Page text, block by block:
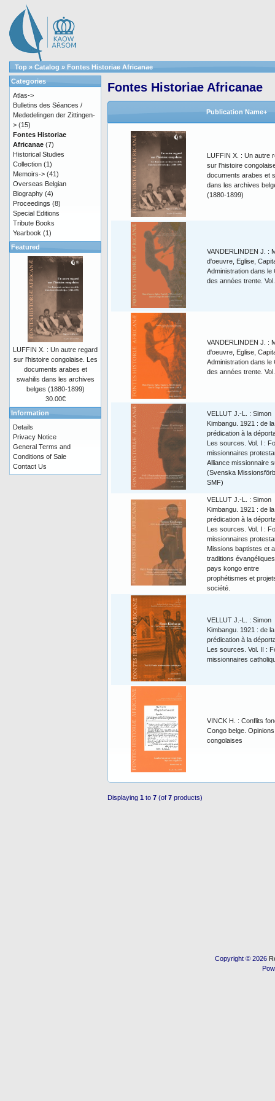
Top » Catalog » Fontes Historiae Africanae
Fontes Historiae Africanae
Publication Name+
LUFFIN X. : Un autre
sur l'histoire
documents arabes et
dans les archives
(1880-1899)
VANDERLINDEN J. :
d'oeuvre, Eglise,
Administration dans le
des années trente.
VANDERLINDEN J. :
d'oeuvre, Eglise,
Administration dans le
des années trente.
VELLUT J.-L. : Simon
Kimbangu. 1921 : de la
prédication à la
Les sources. Vol. I :
missionnaires
Alliance missionnaire
(Svenska
SMF)
VELLUT J.-L. : Simon
Kimbangu. 1921 : de la
prédication à la
Les sources. Vol. I :
missionnaires
Missions baptistes et
traditions
pays kongo entre
prophétismes et
société.
VELLUT J.-L. : Simon
Kimbangu. 1921 : de la
prédication à la
Les sources. Vol. II :
missionnaires
VINCK H. : Conflits
Congo belge. Opinions
congolaises
Displaying 1 to 7 (of 7 products)
Categories
Atlas->
Bulletins des Séances /
Mededelingen der Zittingen-
> (15)
Fontes Historiae
Africanae (7)
Historical Studies
Collection (1)
Memoirs-> (41)
Overseas Belgian
Biography (4)
Proceedings (8)
Special Editions
Tribute Books
Yearbook (1)
Featured
LUFFIN X. : Un autre regard
sur l'histoire congolaise. Les
documents arabes et
swahilis dans les archives
belges (1880-1899)
30.00€
Information
Details
Privacy Notice
General Terms and
Conditions of Sale
Contact Us
Copyright © 2026